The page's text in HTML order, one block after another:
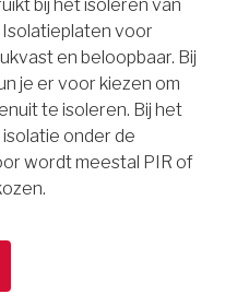
bij het isoleren van
voor
en beloopbaar. Bij
je er voor kiezen om
te isoleren. Bij het
onder de
wordt meestal PIR of